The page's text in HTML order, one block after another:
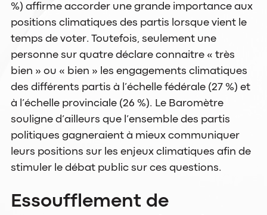
%) affirme accorder une grande importance aux
positions climatiques des partis lorsque vient le
temps de voter. Toutefois, seulement une
personne sur quatre déclare connaitre « très
bien » ou « bien » les engagements climatiques
des différents partis à l’échelle fédérale (27 %) et
à l’échelle provinciale (26 %). Le Baromètre
souligne d’ailleurs que l’ensemble des partis
politiques gagneraient à mieux communiquer
leurs positions sur les enjeux climatiques afin de
stimuler le débat public sur ces questions.
Essoufflement de